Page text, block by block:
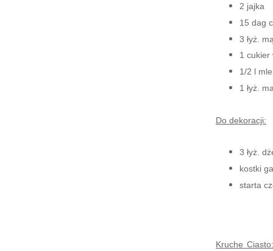
2 jajka
15 dag
3 łyż.
1 cukier
1/2 l
1 łyż.
Do dekoracji:
3 łyż.
kostki
starta
Kruche Ciasto: